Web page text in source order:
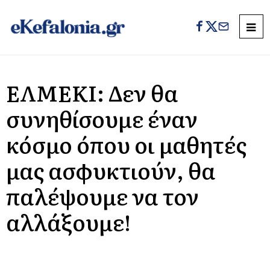
ΕΛΜΕΚΙ: Δεν θα
συνηθίσουμε έναν
κόσμο όπου οι μαθητές
μας ασφυκτιούν, θα
παλέψουμε να τον
αλλάξουμε!